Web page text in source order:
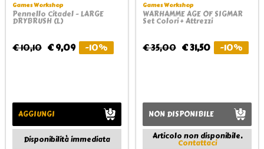
Games Workshop
Pennello Citadel - LARGE
DRYBRUSH (L)
€ 10,10 € 9,09 -10%
AGGIUNGI
Disponibilità immediata
Games Workshop
WARHAMME AGE OF SIGMAR
Set Colori + Attrezzi
€ 35,00 € 31,50 -10%
NON DISPONIBILE
Articolo non disponibile.
Contattaci